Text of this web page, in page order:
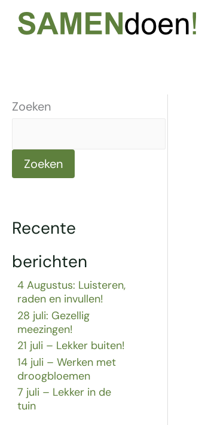
naar
Zoeken
Zoeken
Recente
berichten
4 Augustus: Luisteren,
raden en invullen!
28 juli: Gezellig
meezingen!
21 juli – Lekker buiten!
14 juli – Werken met
droogbloemen
7 juli – Lekker in de
tuin